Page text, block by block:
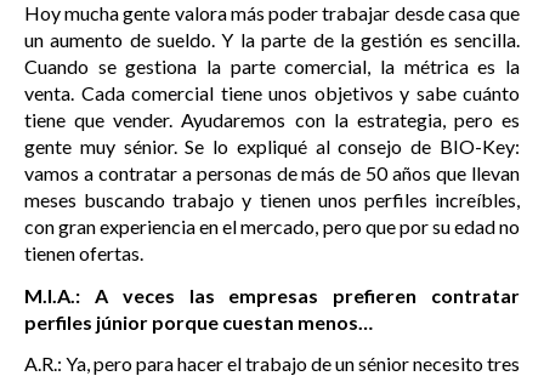
Hoy mucha gente valora más poder trabajar desde casa que
un aumento de sueldo. Y la parte de la gestión es sencilla.
Cuando se gestiona la parte comercial, la métrica es la
venta. Cada comercial tiene unos objetivos y sabe cuánto
tiene que vender. Ayudaremos con la estrategia, pero es
gente muy sénior. Se lo expliqué al consejo de BIO-Key:
vamos a contratar a personas de más de 50 años que llevan
meses buscando trabajo y tienen unos perfiles increíbles,
con gran experiencia en el mercado, pero que por su edad no
tienen ofertas.
M.I.A.: A veces las empresas prefieren contratar
perfiles júnior porque cuestan menos…
A.R.: Ya, pero para hacer el trabajo de un sénior necesito tres